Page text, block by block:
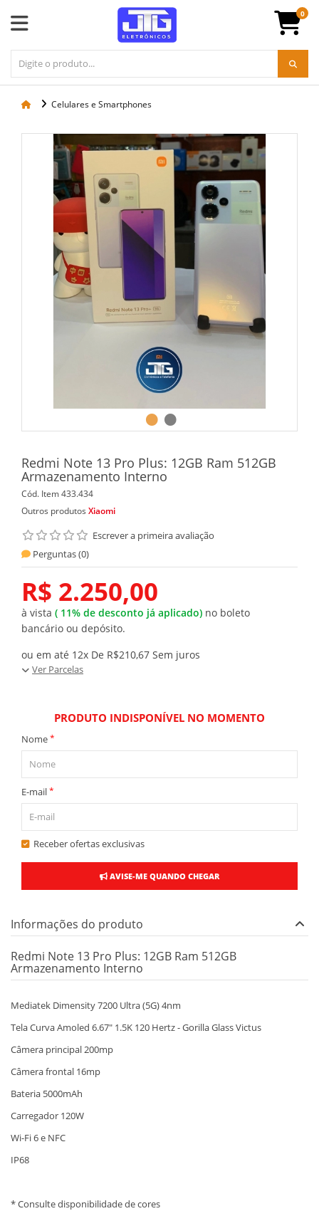
0
Celulares e Smartphones
Redmi Note 13 Pro Plus: 12GB Ram 512GB
Armazenamento Interno
Cód. Item433.434
Outros produtos Xiaomi
Escrever a primeira avaliação
Perguntas (0)
R$ 2.250,00
à vista ( 11% de desconto já aplicado) no boleto
bancário ou depósito.
ou em até 12x De R$210,67 Sem juros
Ver Parcelas
PRODUTO INDISPONÍVEL NO MOMENTO
Nome*
E-mail*
Receber ofertas exclusivas
AVISE-ME QUANDO CHEGAR
Informações do produto
Redmi Note 13 Pro Plus: 12GB Ram 512GB
Armazenamento Interno
Mediatek Dimensity 7200 Ultra (5G) 4nm
Tela Curva Amoled 6.67" 1.5K 120 Hertz - Gorilla Glass Victus
Câmera principal 200mp
Câmera frontal 16mp
Bateria 5000mAh
Carregador 120W
Wi-Fi 6 e NFC
IP68
* Consulte disponibilidade de cores